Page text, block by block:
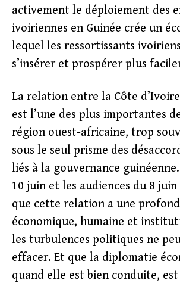
activement le déploiement des
ivoiriennes en Guinée crée un
lequel les ressortissants
s’insérer et prospérer plus
La relation entre la Côte
est l’une des plus importantes
région ouest-africaine, trop
sous le seul prisme des
liés à la gouvernance
10 juin et les audiences du 8
que cette relation a une
économique, humaine et
les turbulences politiques ne
effacer. Et que la diplomatie
quand elle est bien conduite, est